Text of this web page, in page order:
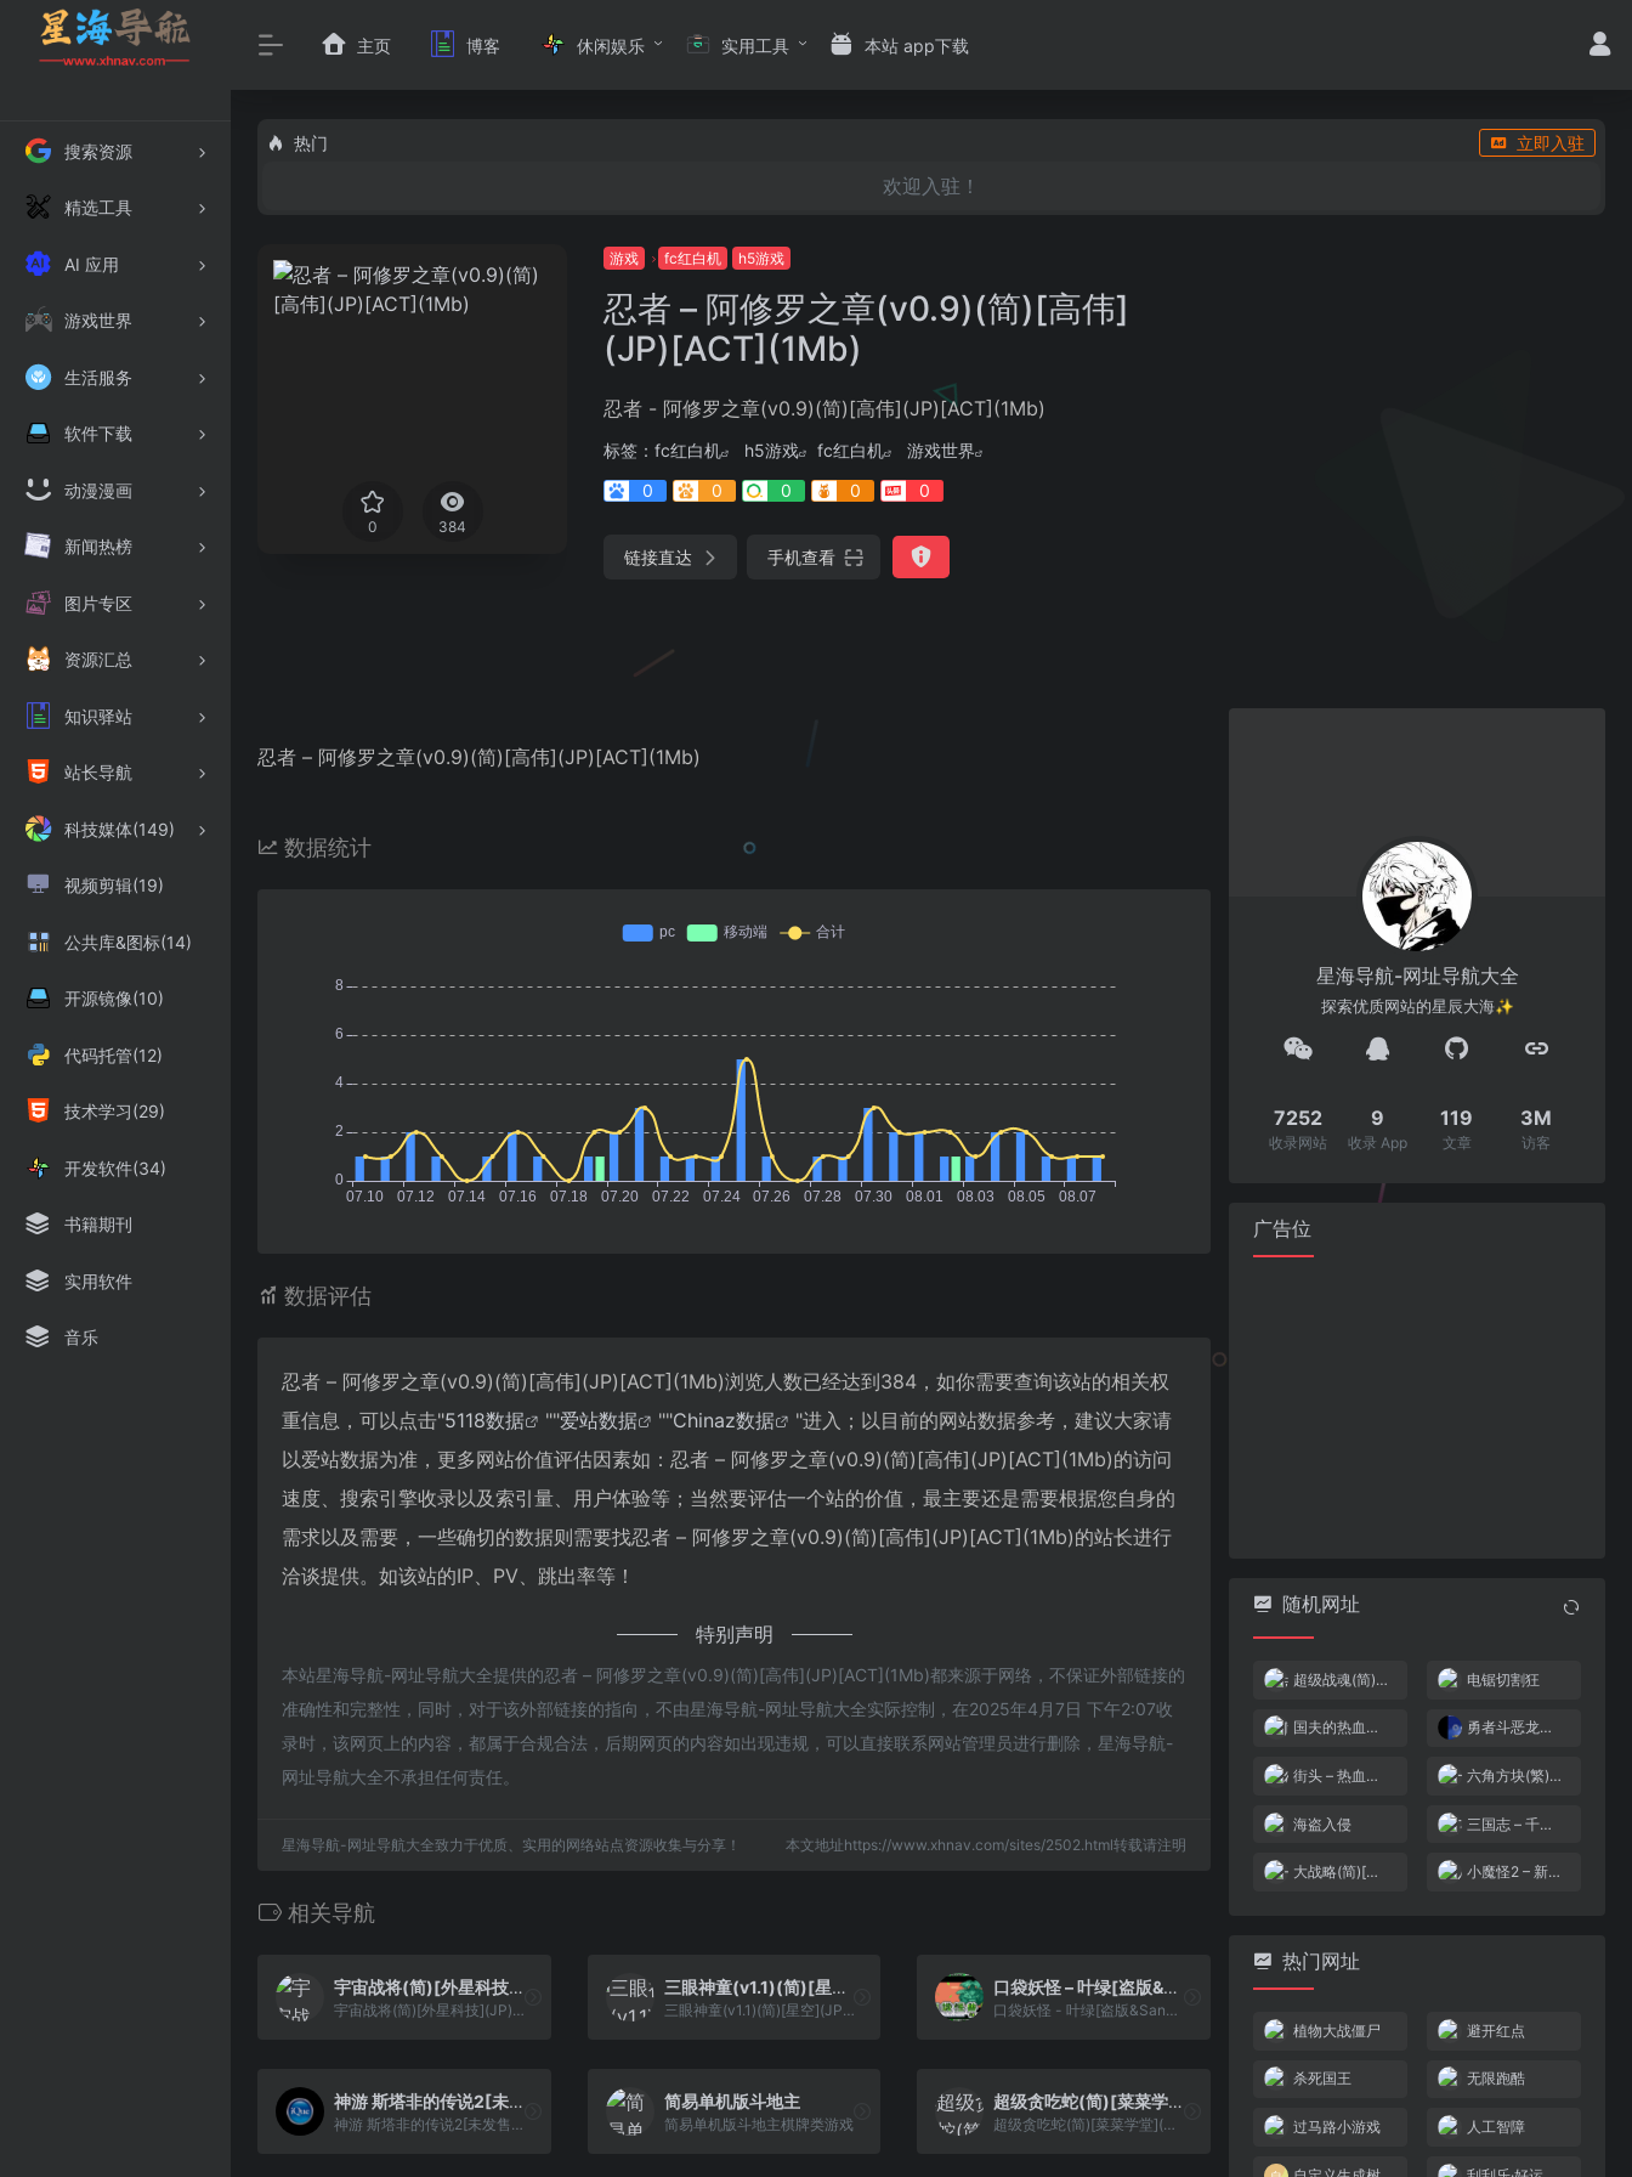
搜索资源
精选工具
AI 应用
游戏世界
生活服务
软件下载
动漫漫画
新闻热榜
图片专区
资源汇总
知识驿站
站长导航
科技媒体(149)
视频剪辑(19)
公共库&图标(14)
开源镜像(10)
代码托管(12)
技术学习(29)
开发软件(34)
书籍期刊
实用软件
音乐
主页 博客 休闲娱乐 实用工具 本站 app下载
热门 立即入驻
欢迎入驻！
0 384
游戏 fc红白机 h5游戏
忍者 – 阿修罗之章(v0.9)(简)[高伟]
(JP)[ACT](1Mb)
忍者 - 阿修罗之章(v0.9)(简)[高伟](JP)[ACT](1Mb)
标签： fc红白机 h5游戏 fc红白机
游戏世界
0
0 0 0 0
链接直达 手机查看
忍者 – 阿修罗之章(v0.9)(简)[高伟](JP)[ACT](1Mb)
数据统计
数据评估
忍者 – 阿修罗之章(v0.9)(简)[高伟](JP)[ACT](1Mb)浏览人数已经达到384，如你需要查询该站的相关权
重信息，可以点击"5118数据 ""爱站数据 ""Chinaz数据
"进入；以目前的网站数据参考，建议大家请
以爱站数据为准，更多网站价值评估因素如：忍者 – 阿修罗之章(v0.9)(简)[高伟](JP)[ACT](1Mb)的访问
速度、搜索引擎收录以及索引量、用户体验等；当然要评估一个站的价值，最主要还是需要根据您自身的
需求以及需要，一些确切的数据则需要找忍者 – 阿修罗之章(v0.9)(简)[高伟](JP)[ACT](1Mb)的站长进行
洽谈提供。如该站的IP、PV、跳出率等！
特别声明
本站星海导航-网址导航大全提供的忍者 – 阿修罗之章(v0.9)(简)[高伟](JP)[ACT](1Mb)都来源于网络，不保证外部链接的
准确性和完整性，同时，对于该外部链接的指向，不由星海导航-网址导航大全实际控制，在2025年4月7日 下午2:07收
录时，该网页上的内容，都属于合规合法，后期网页的内容如出现违规，可以直接联系网站管理员进行删除，星海导航-
网址导航大全不承担任何责任。
星海导航-网址导航大全致力于优质、实用的网络站点资源收集与分享！ 本文地址https://www.xhnav.com/sites/2502.html转载请注明
相关导航
宇宙战将(简)[外星科技](JP)[RPG](4Mb)
宇宙战将(简)[外星科技](JP)[RPG](4Mb)
三眼神童(v1.1)(简)[星空](JP)[ACT](2.12Mb)
三眼神童(v1.1)(简)[星空](JP)[ACT](2.12Mb)
口袋妖怪 – 叶绿[盗版&Sanchidiantai](简)(JP)(128Mb)
口袋妖怪 - 叶绿[盗版&Sanchidiantai](简)(JP)(128Mb)
神游 斯塔非的传说2[未发售](简)(128Mb)
神游 斯塔非的传说2[未发售](简)(128Mb)
简易单机版斗地主
简易单机版斗地主棋牌类游戏
超级贪吃蛇(简)[菜菜学堂](CN)[ACT](0.43Mb)
超级贪吃蛇(简)[菜菜学堂](CN)[ACT](0.43Mb)
星海导航-网址导航大全
探索优质网站的星辰大海✨
7252
收录网站
9
收录 App
119
文章
3M
访客
广告位
随机网址
超级战魂(简)[外星科技](CN)[ACT](2Mb) 电锯切割狂
国夫的热血新记录！ – 要得到所有金牌(简)[空气](JP)[SPG](2Mb) 勇者斗恶龙外传 – 特鲁内克大冒险3 Advance – 不可思议的迷宫[星组](v2.3)(简)(JP)(128Mb)
街头 – 热血物语(v20220407)(简)[asiwish](JP)[ACT](2Mb) 六角方块(繁)[小天才](CN)[PUZ](0.75Mb)
海盗入侵 三国志 – 千军破(简)[恒格电子](JP)[SLG](8Mb)
大战略(简)[未知](JP)[SLG](2Mb) 小魔怪2 – 新种诞生(简)[虫虫](US)[ACT](3Mb)
热门网址
植物大战僵尸 避开红点
杀死国王 无限跑酷
过马路小游戏 人工智障